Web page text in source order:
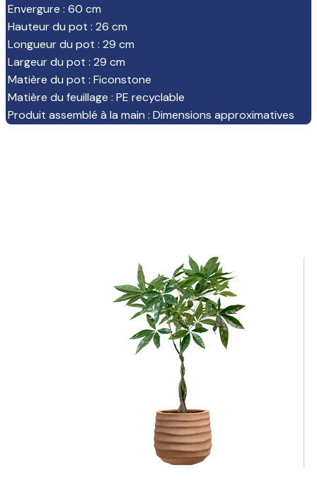
Envergure : 60 cm
Hauteur du pot : 26 cm
Longueur du pot : 29 cm
Largeur du pot : 29 cm
Matière du pot : Ficonstone
Matière du feuillage : PE recyclable
Produit assemblé à la main : Dimensions approximatives